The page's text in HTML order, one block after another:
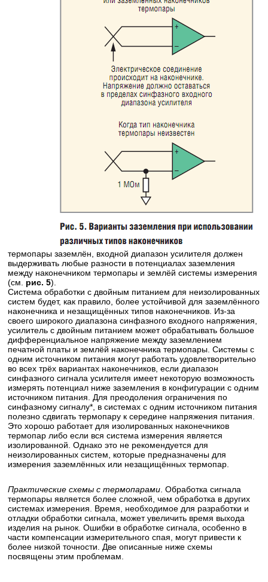
термопары заземлён, входной диапазон усилителя должен
выдерживать любые разности в потенциалах заземления
между наконечником термопары и землёй системы измерения
(см. рис. 5).
Система обработки с двойным питанием для неизолированных
систем будет, как правило, более устойчивой для заземлённого
наконечника и незащищённых типов наконечников. Из-за
своего широкого диапазона синфазного входного напряжения,
усилитель с двойным питанием может обрабатывать большое
дифференциальное напряжение между заземлением
печатной платы и землёй наконечника термопары. Системы с
одним источником питания могут работать удовлетворительно
во всех трёх вариантах наконечников, если диапазон
синфазного сигнала усилителя имеет некоторую возможность
измерять потенциал ниже заземления в конфигурации с одним
источником питания. Для преодоления ограничения по
синфазному сигналу*, в системах с одним источником питания
полезно сдвигать термопару к середине напряжения питания.
Это хорошо работает для изолированных наконечников
термопар либо если вся система измерения является
изолированной. Однако это не рекомендуется для
неизолированных систем, которые предназначены для
измерения заземлённых или незащищённых термопар.
Практические схемы с термопарами . Обработка сигнала
термопары является более сложной, чем обработка в других
системах измерения. Время, необходимое для разработки и
отладки обработки сигнала, может увеличить время выхода
изделия на рынок. Ошибки в обработке сигнала, особенно в
части компенсации измерительного спая, могут привести к
более низкой точности. Две описанные ниже схемы
посвящены этим проблемам.